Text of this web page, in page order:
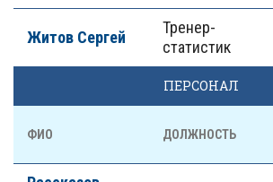
Житов Сергей
Тренер-
статистик
ПЕРСОНАЛ
ФИО ДОЛЖНОСТЬ